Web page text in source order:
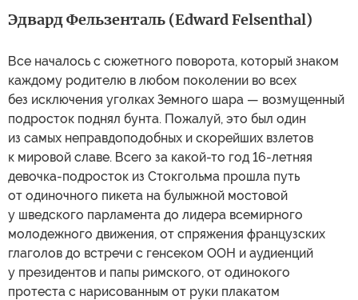
Эдвард Фельзенталь (Edward Felsenthal)
Все началось с сюжетного поворота, который знаком
каждому родителю в любом поколении во всех
без исключения уголках Земного шара — возмущенный
подросток поднял бунта. Пожалуй, это был один
из самых неправдоподобных и скорейших взлетов
к мировой славе. Всего за какой-то год 16-летняя
девочка-подросток из Стокгольма прошла путь
от одиночного пикета на булыжной мостовой
у шведского парламента до лидера всемирного
молодежного движения, от спряжения французских
глаголов до встречи с генсеком ООН и аудиенций
у президентов и папы римского, от одинокого
протеста с нарисованным от руки плакатом